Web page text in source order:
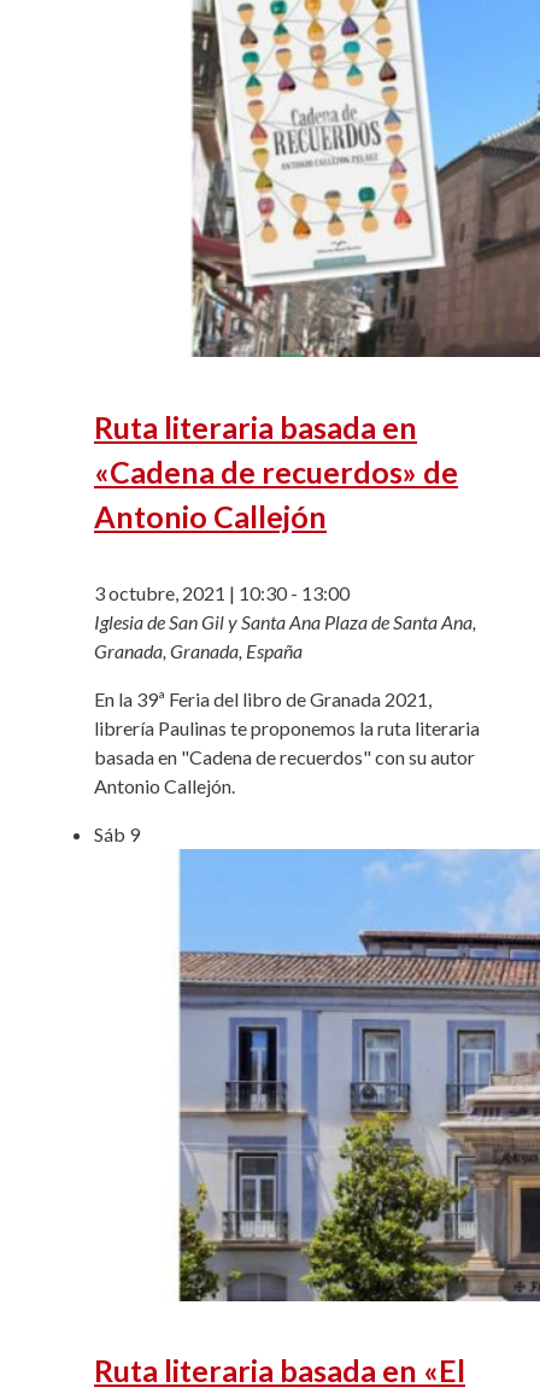
Ruta literaria basada en
«Cadena de recuerdos» de
Antonio Callejón
3 octubre, 2021 | 10:30- 13:00
Iglesia de San Gil y Santa Ana Plaza de Santa Ana,
Granada, Granada, España
En la 39ª Feria del libro de Granada 2021,
librería Paulinas te proponemos la ruta literaria
basada en "Cadena de recuerdos" con su autor
Antonio Callejón.
Sáb 9
Ruta literaria basada en «El